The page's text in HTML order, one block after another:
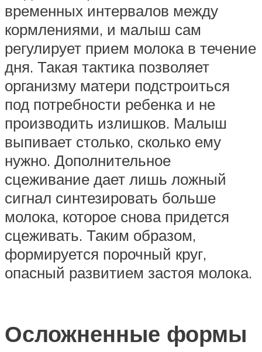
временных интервалов между
кормлениями, и малыш сам
регулирует прием молока в течение
дня. Такая тактика позволяет
организму матери подстроиться
под потребности ребенка и не
производить излишков. Малыш
выпивает столько, сколько ему
нужно. Дополнительное
сцеживание дает лишь ложный
сигнал синтезировать больше
молока, которое снова придется
сцеживать. Таким образом,
формируется порочный круг,
опасный развитием застоя молока.
Осложненные формы